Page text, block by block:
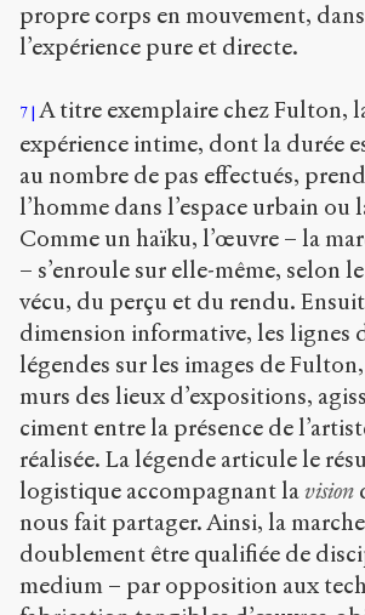
propre corps en mouvement,
l’expérience pure et directe.
7 A titre exemplaire chez Fulton,
expérience intime, dont la durée
au nombre de pas effectués,
l’homme dans l’espace urbain ou
Comme un haïku, l’œuvre – la
– s’enroule sur elle-même, selon
vécu, du perçu et du rendu.
dimension informative, les lignes
légendes sur les images de
murs des lieux d’expositions,
ciment entre la présence de
réalisée. La légende articule le
logistique accompagnant lavision
nous fait partager. Ainsi, la
doublement être qualifiée de
medium – par opposition aux